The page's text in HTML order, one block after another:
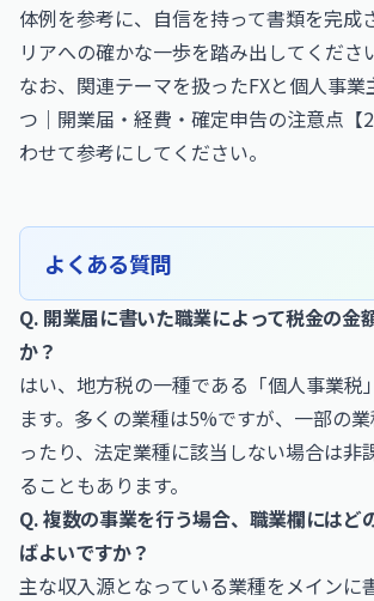
体例を参考に、自信を持って書類を完成
リアへの確かな一歩を踏み出してくださ
なお、関連テーマを扱ったFXと個人事
つ｜開業届・経費・確定申告の注意点【
わせて参考にしてください。
よくある質問
Q. 開業届に書いた職業によって税金の金
か？
はい、地方税の一種である「個人事業税
ます。多くの業種は5%ですが、一部の
ったり、法定業種に該当しない場合は非
ることもあります。
Q. 複数の事業を行う場合、職業欄にはど
ばよいですか？
主な収入源となっている業種をメインに